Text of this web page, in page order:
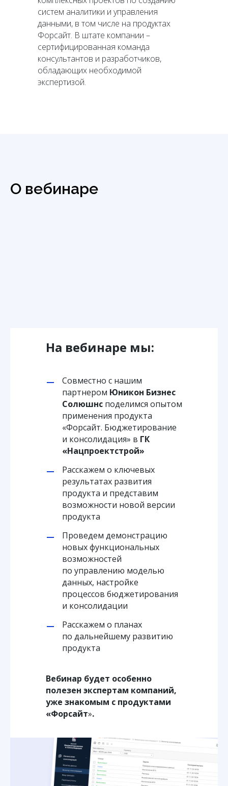
систем аналитики и управления
данными, в том числе на продуктах
Форсайт. В штате компании –
сертифицированная команда
консультантов и разработчиков,
обладающих необходимой
экспертизой.
О вебинаре
На вебинаре мы:
Совместно с нашим
партнером Юникон Бизнес
Солюшнс поделимся опытом
применения продукта
«Форсайт. Бюджетирование
и консолидация» в ГК
«Нацпроектстрой»
Расскажем о ключевых
результатах развития
продукта и представим
возможности новой версии
продукта
Проведем демонстрацию
новых функциональных
возможностей
по управлению моделью
данных, настройке
процессов бюджетирования
и консолидации
Расскажем о планах
по дальнейшему развитию
продукта
Вебинар будет особенно
полезен экспертам компаний,
уже знакомым с продуктами
«Форсайт».